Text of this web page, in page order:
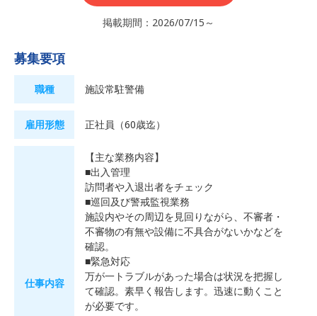
掲載期間：2026/07/15～
募集要項
職種 施設常駐警備
雇用形態 正社員（60歳迄）
仕事内容
【主な業務内容】
■出入管理
訪問者や入退出者をチェック
■巡回及び警戒監視業務
施設内やその周辺を見回りながら、不審者・
不審物の有無や設備に不具合がないかなどを
確認。
■緊急対応
万が一トラブルがあった場合は状況を把握し
て確認。素早く報告します。迅速に動くこと
が必要です。